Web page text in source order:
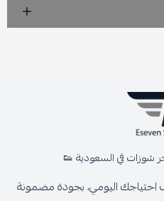
شوزات في السعودية 👟
احتياجك اليومي، بجودة مضمونة